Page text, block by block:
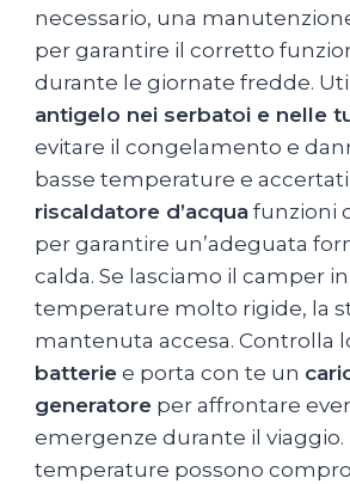
necessario, una
per garantire il corretto
durante le giornate fredde.
antigelo nei serbatoi e nelle
evitare il congelamento e
basse temperature e accertati
riscaldatore d’acquafunzioni
per garantire un’adeguata
calda. Se lasciamo il camper
temperature molto rigide, la
mantenuta accesa. Controlla
batteriee porta con te un
generatoreper affrontare
emergenze durante il viaggio.
temperature possono